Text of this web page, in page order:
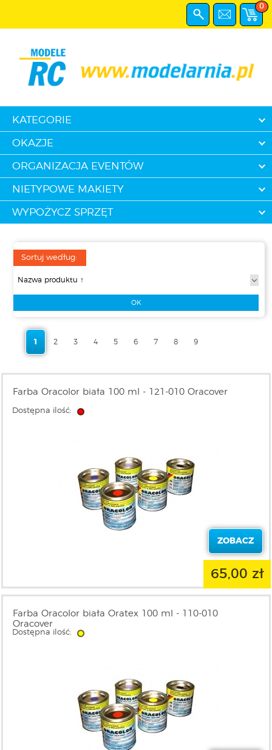
0
KATEGORIE
OKAZJE
ORGANIZACJA EVENTÓW
NIETYPOWE MAKIETY
WYPOŻYCZ SPRZĘT
Sortuj według:
1 2 3 4 5 6 7 8 9
Farba Oracolor biała 100 ml - 121-010 Oracover
Dostępna ilość:
ZOBACZ
65,00 zł
Farba Oracolor biała Oratex 100 ml - 110-010
Oracover
Dostępna ilość: